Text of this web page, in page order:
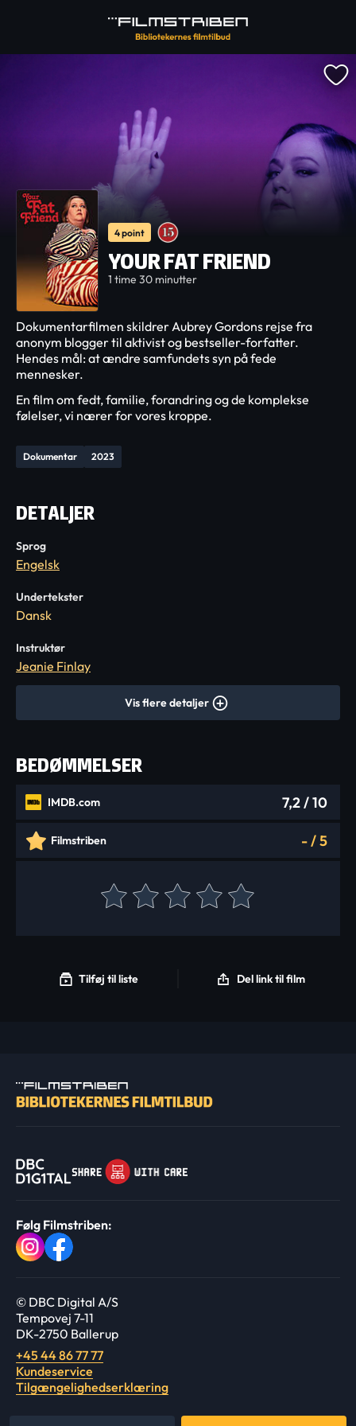
4 point
YOUR FAT FRIEND
1 time 30 minutter
Dokumentar 2023
Dokumentarfilmen skildrer Aubrey Gordons rejse fra
anonym blogger til aktivist og bestseller-forfatter.
Hendes mål: at ændre samfundets syn på fede
mennesker.
En film om fedt, familie, forandring og de komplekse
følelser, vi nærer for vores kroppe.
DETALJER
Sprog
Engelsk
Undertekster
Dansk
Instruktør
Jeanie Finlay
Vis flere detaljer
BEDØMMELSER
IMDB.com 7,2/ 10
Filmstriben -/5
Tilføj til liste Del link til film
Følg Filmstriben:
© DBC Digital A/S
Tempovej 7-11
DK-2750 Ballerup
+45 44 86 77 77
Kundeservice
Tilgængelighedserklæring